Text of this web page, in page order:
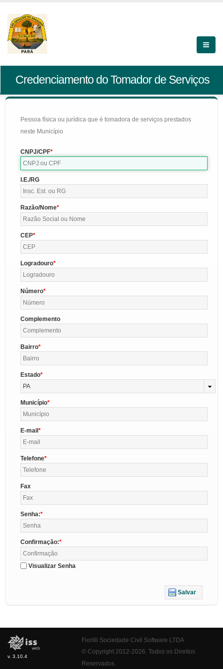
Credenciamento do Tomador de Serviços
Pessoa física ou jurídica que é tomadora de serviços prestados
neste Município
CNPJ/CPF
I.E./RG
Razão/Nome
CEP
Logradouro
Número
Complemento
Bairro
Estado
PA
Município
E-mail
Telefone
Fax
Senha:
Confirmação:
Visualizar Senha
Salvar
v. 3.10.4
Fiorilli Sociedade Civil Software LTDA
© Copyright 2012-2026. Todos os Direitos
Reservados.